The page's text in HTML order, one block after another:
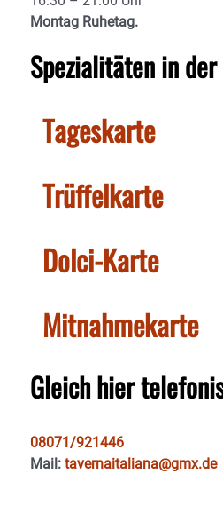
Montag Ruhetag.
Spezialitäten in
Tageskarte
Trüffelkarte
Dolci-Karte
Mitnahmekarte
Gleich hier
08071/921446
Mail: tavernaitaliana@gmx.de